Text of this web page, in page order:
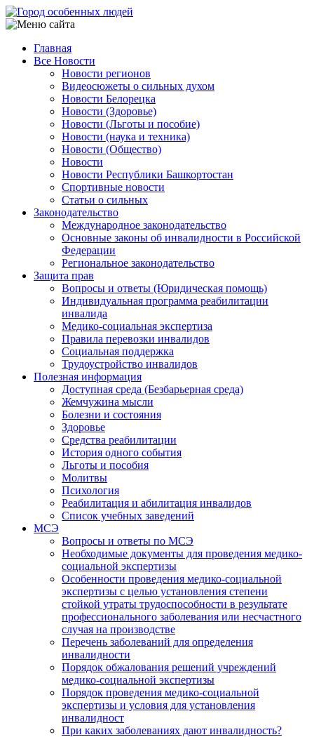
Перейти
к
содержанию
Main
navigation
Главная
Все Новости
Новости регионов
Видеосюжеты о сильных духом
Новости Белорецка
Новости (Здоровье)
Новости (Льготы и пособие)
Новости (наука и техника)
Новости (Общество)
Новости
Новости Республики Башкортостан
Спортивные новости
Статьи о сильных
Законодательство
Международное законодательство
Основные законы об инвалидности в Российской
Федерации
Региональное законодательство
Защита прав
Вопросы и ответы (Юридическая помощь)
Индивидуальная программа реабилитации
инвалида
Медико-социальная экспертиза
Правила перевозки инвалидов
Социальная поддержка
Трудоустройство инвалидов
Полезная информация
Доступная среда (Безбарьерная среда)
Жемчужина мысли
Болезни и состояния
Здоровье
Средства реабилитации
История одного события
Льготы и пособия
Молитвы
Психология
Реабилитация и абилитация инвалидов
Список учебных заведений
МСЭ
Вопросы и ответы по МСЭ
Необходимые документы для проведения медико-
социальной экспертизы
Особенности проведения медико-социальной
экспертизы с целью установления степени
стойкой утраты трудоспособности в результате
профессионального заболевания или несчастного
случая на производстве
Перечень заболеваний для определения
инвалидности
Порядок обжалования решений учреждений
медико-социальной экспертизы
Порядок проведения медико-социальной
экспертизы и условия для установления
инвалидност
При каких заболеваниях дают инвалидность?